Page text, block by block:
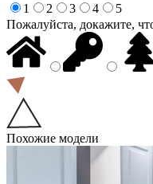
1
2 3 4
5
Пожалуйста, докажите,
Похожие модели